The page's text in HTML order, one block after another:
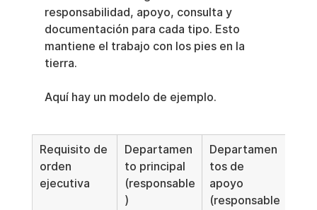
responsabilidad, apoyo, consulta y
documentación para cada tipo. Esto
mantiene el trabajo con los pies en la
tierra.
Aquí hay un modelo de ejemplo.
Requisito de
orden
ejecutiva
Departamen
to principal
(responsable
)
Departamen
tos de
apoyo
(responsable